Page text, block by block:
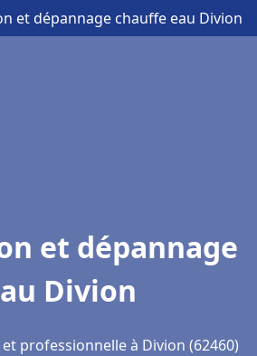
et dépannage chauffe eau Divion
et dépannage
Divion
professionnelle à Divion (62460)